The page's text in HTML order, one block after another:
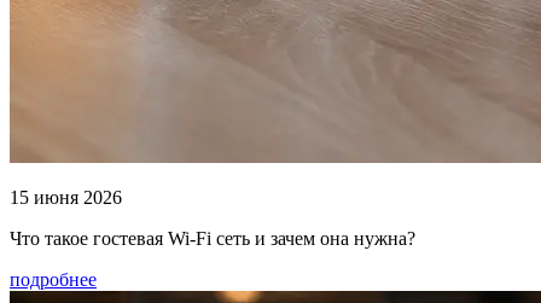
15 июня 2026
Что такое гостевая Wi-Fi сеть и зачем она нужна?
подробнее